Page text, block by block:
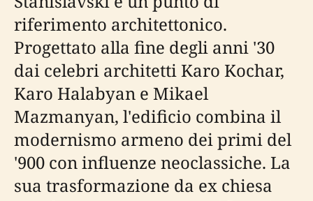
riferimento architettonico.
Progettato alla fine degli anni '30
dai celebri architetti Karo Kochar,
Karo Halabyan e Mikael
Mazmanyan, l'edificio combina il
modernismo armeno dei primi del
'900 con influenze neoclassiche. La
sua trasformazione da ex chiesa